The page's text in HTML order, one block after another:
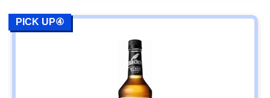
PICK UP④